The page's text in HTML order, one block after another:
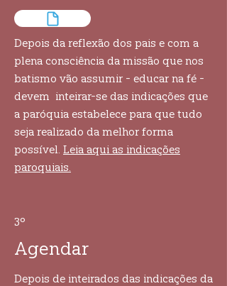
Depois da reflexão dos pais e com a
plena consciência da missão que nos
batismo vão assumir - educar na fé -
devem inteirar-se das indicações que
a paróquia estabelece para que tudo
seja realizado da melhor forma
possível. Leia aqui as indicações
paroquiais.
3º
Agendar
Depois de inteirados das indicações da